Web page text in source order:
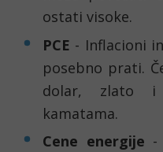
ostati visoke.
PCE - Inflacioni
posebno prati.
dolar, zlato i
kamatama.
Cene energije -